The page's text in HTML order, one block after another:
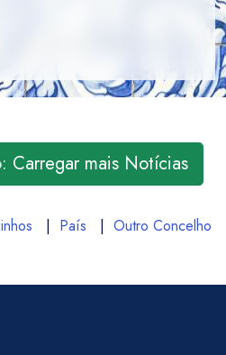
Carregar mais Notícias
| País | Outro Concelho